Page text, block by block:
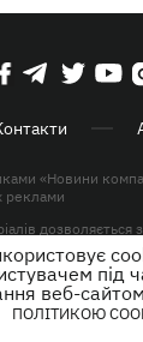
«Новини
реклами
на KP.UA в
2026. Всі права
під
веб-
ПОЛІТИКОЮ